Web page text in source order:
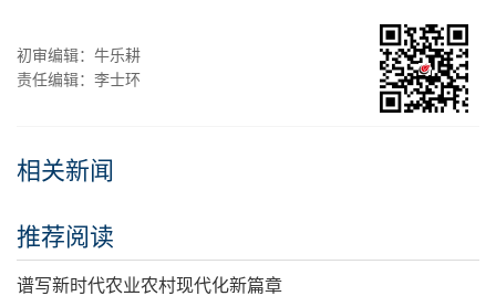
初审编辑：牛乐耕
责任编辑：李士环
相关新闻
推荐阅读
谱写新时代农业农村现代化新篇章